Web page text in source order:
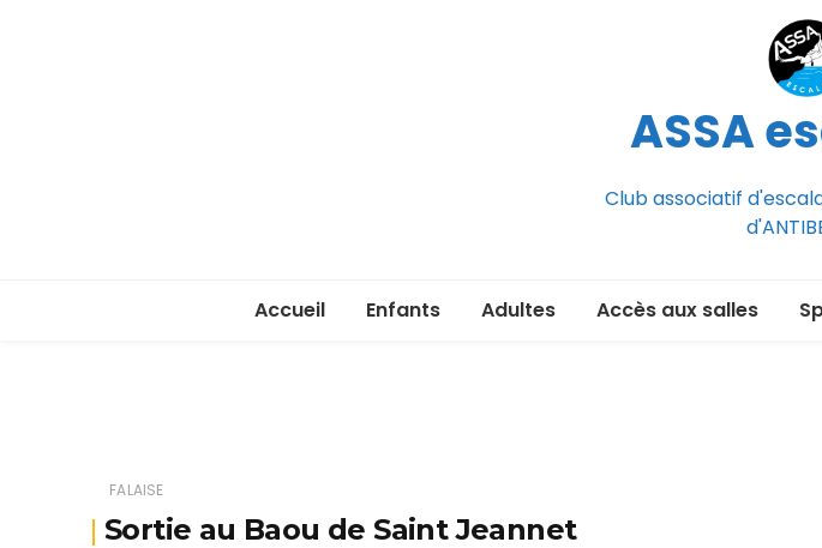
ASSA
Club associatif
Accueil Enfants Adultes
passeport
Accès aux salles
FALAISE
Sortie au Baou de Saint Jeannet